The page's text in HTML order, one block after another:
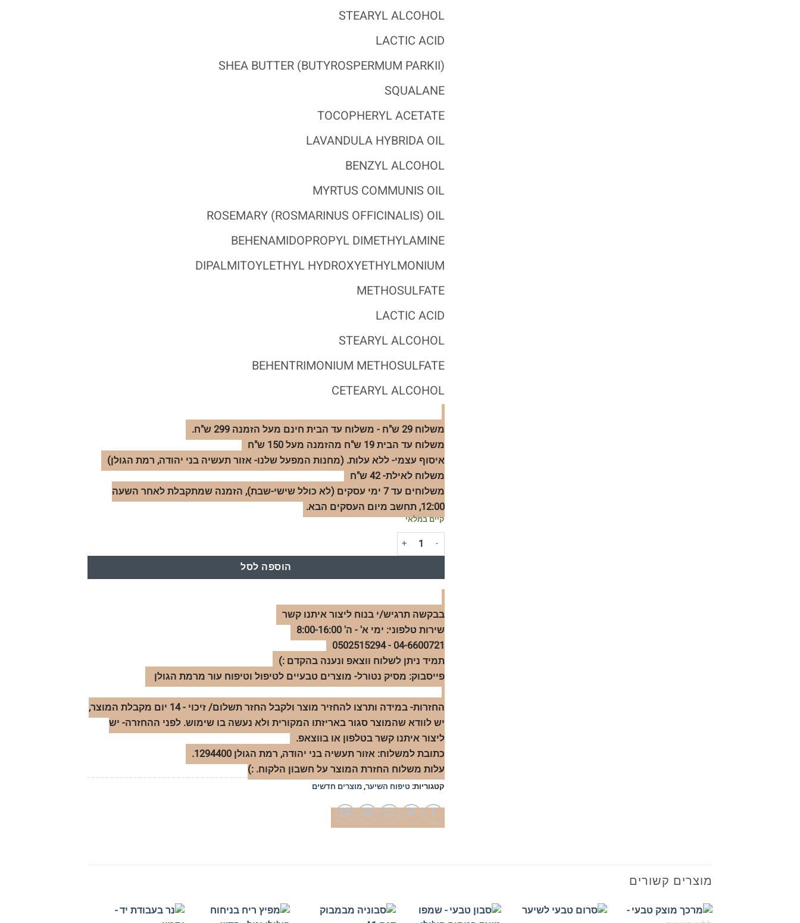
STEARYL ALCOHOL
LACTIC ACID
SHEA BUTTER (BUTYROSPERMUM PARKII)
SQUALANE
TOCOPHERYL ACETATE
LAVANDULA HYBRIDA OIL
BENZYL ALCOHOL
MYRTUS COMMUNIS OIL
ROSEMARY (ROSMARINUS OFFICINALIS) OIL
BEHENAMIDOPROPYL DIMETHYLAMINE
DIPALMITOYLETHYL HYDROXYETHYLMONIUM
METHOSULFATE
LACTIC ACID
STEARYL ALCOHOL
BEHENTRIMONIUM METHOSULFATE
CETEARYL ALCOHOL
משלוח 29 ש"ח - משלוח עד הבית חינם מעל הזמנה 299 ש"ח.
משלוח עד הבית 19 ש"ח מהזמנה מעל 150 ש"ח
איסוף עצמי- ללא עלות. (מחנות המפעל שלנו- אזור תעשיה בני יהודה, רמת הגולן)
משלוח לאילת- 42 ש"ח
משלוחים עד 7 ימי עסקים (לא כולל שישי-שבת), הזמנה שמתקבלת לאחר השעה
12:00, תחשב מיום העסקים הבא.
קיים במלאי
כמות של מסכת שיקום לשיער | לבנדר, הדס & רוזמרין
הוספה לסל
בבקשה תרגיש/י בנוח ליצור איתנו קשר
שירות טלפוני: ימי א' - ה' 8:00-16:00
04-6600721 - 0502515294
תמיד ניתן לשלוח ווצאפ ונענה בהקדם :)
פייסבוק: מסיק נטורל- מוצרים טבעיים לטיפול וטיפוח עור מרמת הגולן
החזרות- במידה ותרצו להחזיר מוצר ולקבל החזר תשלום/ זיכוי - 14 יום מקבלת המוצר,
יש לוודא שהמוצר סגור באריזתו המקורית ולא נעשה בו שימוש. לפני ההחזרה- יש
ליצור איתנו קשר בטלפון או בווצאפ.
כתובת למשלוח: אזור תעשיה בני יהודה, רמת הגולן 1294400.
עלות משלוח החזרת המוצר על חשבון הלקוח. :)
קטגוריות: טיפוח השיער,מוצרים חדשים
מוצרים קשורים
+